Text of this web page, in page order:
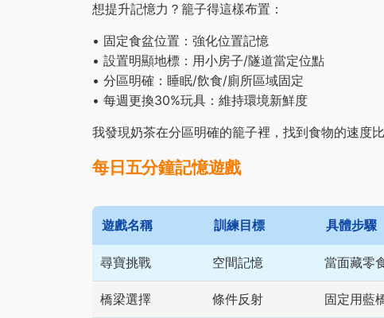
想提升記憶力？籠子得這樣布置：
• 固定食盆位置：強化位置記憶
• 設置明顯地標：用小房子/隧道當定位點
• 分區明確：睡眠/飲食/廁所區域固定
• 每週更換30%玩具：維持環境新鮮度
我發現奶茶在分區明確的籠子裡，找到食物的速度
每日五分鐘記憶遊戲
遊戲名稱 訓練目標 具體步驟
尋寶挑戰 空間記憶 當面藏零
橋梁選擇 條件反射 固定用藍